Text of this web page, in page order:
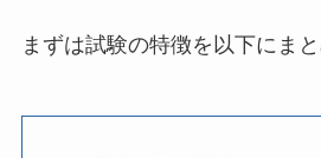
まずは試験の特徴を以下にまと